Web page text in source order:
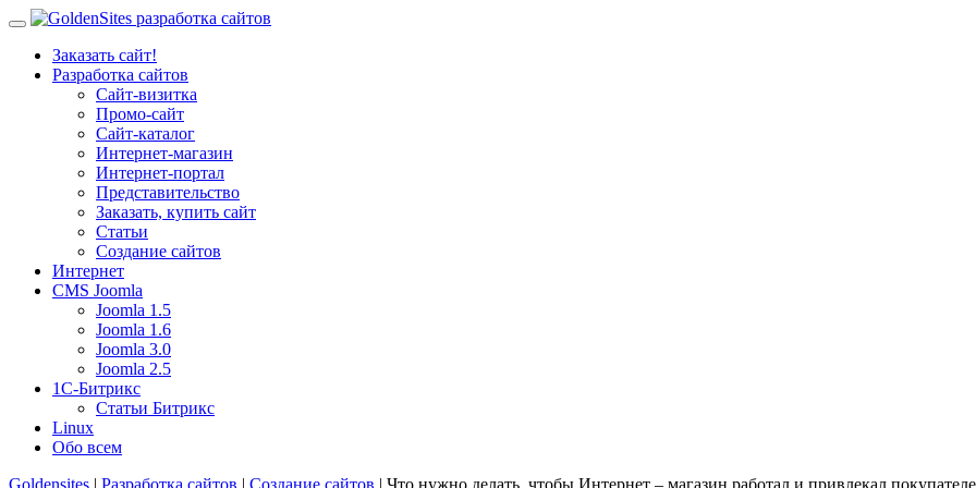
Заказать сайт!
Разработка сайтов
Сайт-визитка
Промо-сайт
Сайт-каталог
Интернет-магазин
Интернет-портал
Представительство
Заказать, купить сайт
Статьи
Создание сайтов
Интернет
CMS Joomla
Joomla 1.5
Joomla 1.6
Joomla 3.0
Joomla 2.5
1С-Битрикс
Статьи Битрикс
Linux
Обо всем
Goldensites | Разработка сайтов | Создание сайтов | Что нужно делать, чтобы Интернет – магазин работал и привлекал